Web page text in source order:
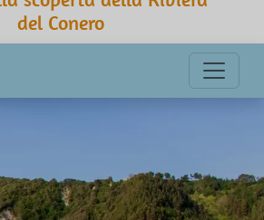
del Conero